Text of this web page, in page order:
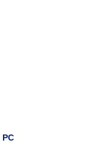
PC